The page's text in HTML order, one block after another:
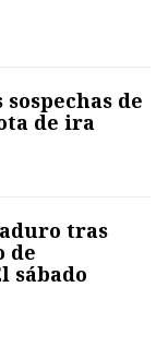
de
de ira
tras
de
sábado